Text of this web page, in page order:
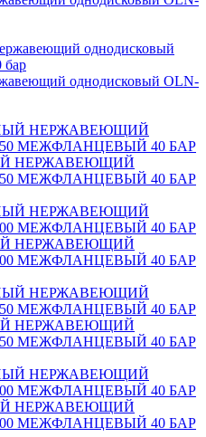
однодисковый OLN-
НЕРЖАВЕЮЩИЙ
МЕЖФЛАНЦЕВЫЙ 40 БАР
НЕРЖАВЕЮЩИЙ
МЕЖФЛАНЦЕВЫЙ 40 БАР
НЕРЖАВЕЮЩИЙ
МЕЖФЛАНЦЕВЫЙ 40 БАР
НЕРЖАВЕЮЩИЙ
МЕЖФЛАНЦЕВЫЙ 40 БАР